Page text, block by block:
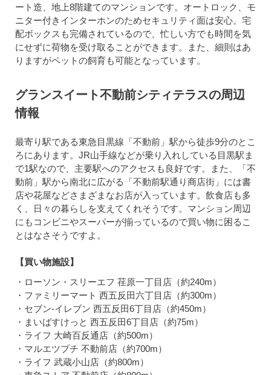
ート造、地上8階建てのマンションです。オートロック、モ
ニター付きインターホンのためセキュリティ面は安心。宅
配ボックスも完備されているので、忙しい方でも時間を気
にせずに荷物を受け取ることができます。また、細則はあ
りますがペットの飼育も可能となっています。
グランスイート不動前シティテラスの周辺
情報
最寄り駅である東急目黒線「不動前」駅から徒歩9分のとこ
ろにあります。JR山手線などが乗り入れしている目黒駅ま
で1駅なので、主要駅へのアクセスも良好です。また、「不
動前」駅から南北に広がる「不動前駅通り商店街」には書
店や花屋などさまざまなお店が入っています。飲食店も多
く、日々の暮らしを支えてくれそうです。マンション周辺
にもコンビニやスーパーが揃っているので買い物に困るこ
とはなさそうですよ。
【買い物施設】
・ローソン・スリーエフ 荏原一丁目店（約240m）
・ファミリーマート 西五反田六丁目店（約300m）
・セブン-イレブン 西五反田6丁目店（約450m）
・まいばすけっと 西五反田6丁目店（約75m）
・ライフ 大崎百反通店（約500m）
・マルエツプチ 不動前店（約700m）
・ライフ 武蔵小山店（約800m）